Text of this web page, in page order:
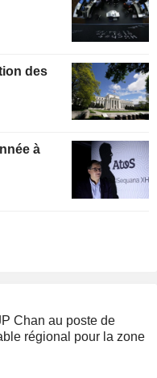
des
Chan au poste de
régional pour la zone